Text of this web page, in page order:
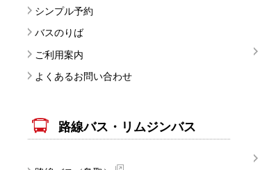
シンプル予約
バスのりば
ご利用案内
よくあるお問い合わせ
路線バス・リムジンバス